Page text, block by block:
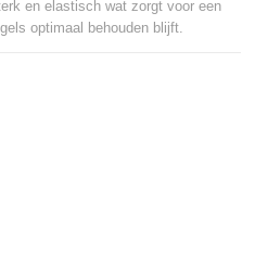
en elastisch wat zorgt voor een
optimaal behouden blijft.